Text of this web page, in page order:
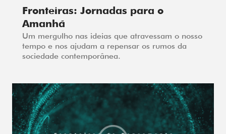
Fronteiras: Jornadas para o
Amanhã
Um mergulho nas ideias que atravessam o nosso
tempo e nos ajudam a repensar os rumos da
sociedade contemporânea.